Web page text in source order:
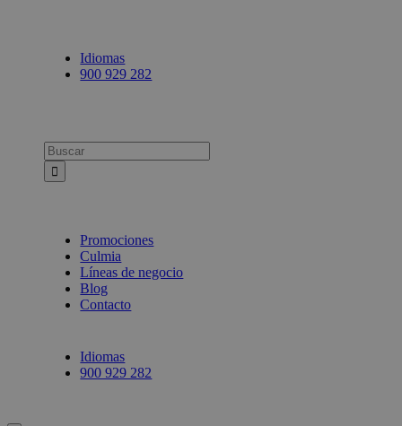
Idiomas
900 929 282
Busca:
Promociones
Culmia
Líneas de negocio
Blog
Contacto
Idiomas
900 929 282